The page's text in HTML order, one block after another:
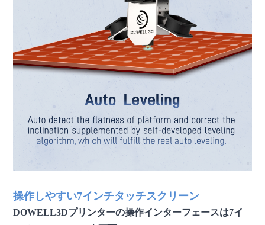
操作しやすい7インチタッチスクリーン
DOWELL3Dプリンターの操作インターフェースは7イ